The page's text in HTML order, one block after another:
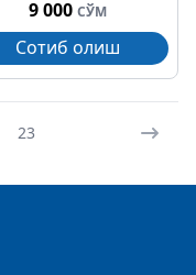
9 000 СЎМ
Сотиб олиш
23